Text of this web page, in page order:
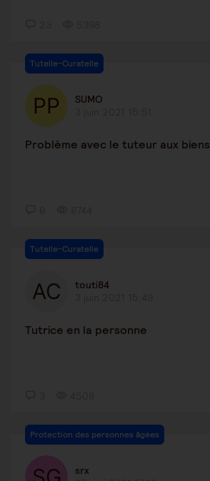
Tutelle-Curatelle
SUMO
Problème avec le tuteur aux biens
Tutelle-Curatelle
touti84
Tutrice en la personne
Protection des personnes âgées
srx